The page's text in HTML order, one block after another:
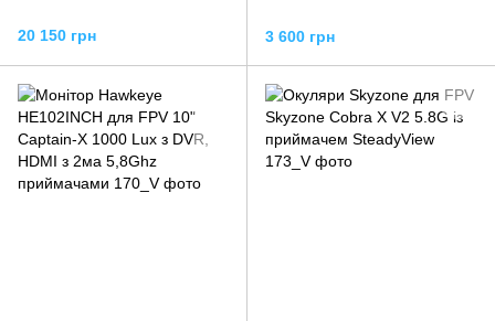
20 150 грн 3 600 грн